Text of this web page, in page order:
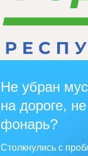
Не убран
на дороге, не
фонарь?
Столкнулись с